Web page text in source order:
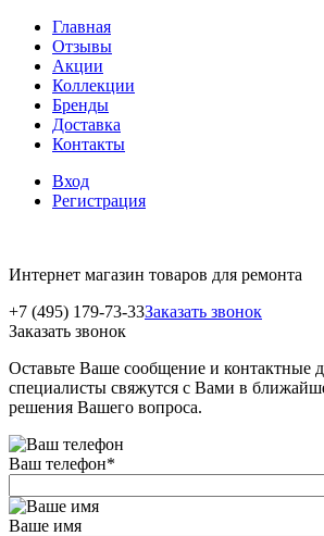
Главная
Отзывы
Акции
Коллекции
Бренды
Доставка
Контакты
Вход
Регистрация
Интернет магазин товаров для ремонта
+7 (495) 179-73-33Заказать звонок
Заказать звонок
Оставьте Ваше сообщение и контактные
специалисты свяжутся с Вами в
решения Вашего вопроса.
Ваш телефон*
Ваше имя